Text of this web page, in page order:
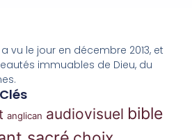
vu le jour en décembre 2013, et
immuables de Dieu, du
anglican audiovisuel bible